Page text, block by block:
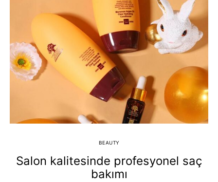
BEAUTY
Salon kalitesinde profesyonel saç
bakımı